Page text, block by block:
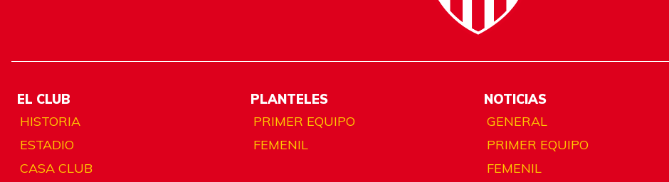
EL CLUB
HISTORIA
ESTADIO
CASA CLUB
PLANTELES
PRIMER EQUIPO
FEMENIL
NOTICIAS
GENERAL
PRIMER EQUIPO
FEMENIL